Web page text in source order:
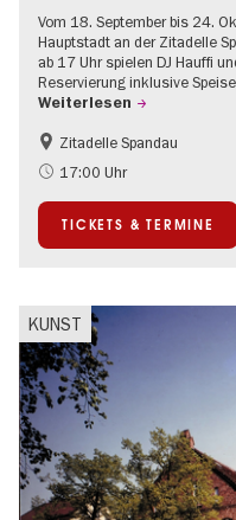
Vom 18. September bis 24.
Hauptstadt an der Zitadelle
ab 17 Uhr spielen DJ Hauffi
Reservierung inklusive
Weiterlesen
Food
Going local Berlin
Zitadelle Spandau
17:00 Uhr
TICKETS & TERMINE
KUNST